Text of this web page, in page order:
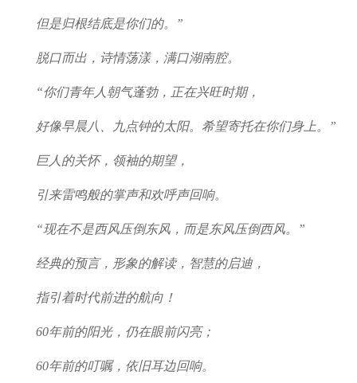
但是归根结底是你们的。”
脱口而出，诗情荡漾，满口湖南腔。
“你们青年人朝气蓬勃，正在兴旺时期，
好像早晨八、九点钟的太阳。希望寄托在你们身上。”
巨人的关怀，领袖的期望，
引来雷鸣般的掌声和欢呼声回响。
“现在不是西风压倒东风，而是东风压倒西风。”
经典的预言，形象的解读，智慧的启迪，
指引着时代前进的航向！
60年前的阳光，仍在眼前闪亮；
60年前的叮嘱，依旧耳边回响。